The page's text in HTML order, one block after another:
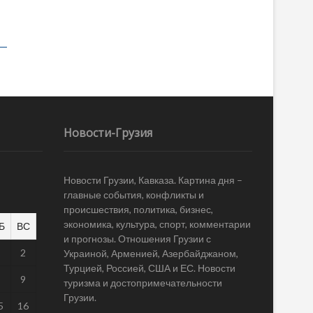
ВС
2
9
16
Новости-Грузия
Новости Грузии, Кавказа. Картина дня –
главные события, конфликты и
происшествия, политика, бизнес,
экономика, культура, спорт, комментарии
и прогнозы. Отношения Грузии с
Украиной, Арменией, Азербайджаном,
Турцией, Россией, США и ЕС. Новости
туризма и достопримечательности
Грузии.